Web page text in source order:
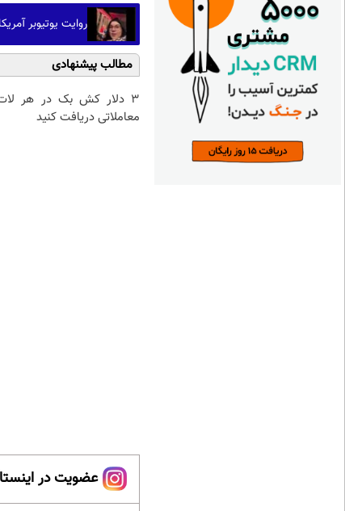
روایت یوتیوبر آمریکایی از ۲۲ میلیون زائر
مطالب پیشنهادی
3 دلار کش بک در هر
معاملاتی دریافت کنید
عضویت در